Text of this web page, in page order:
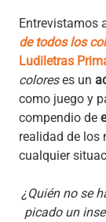
Entrevistamos
de todos los
Ludiletras
coloreses un
como juego y
compendio de
realidad de los
cualquier
¿Quién no se
picado un